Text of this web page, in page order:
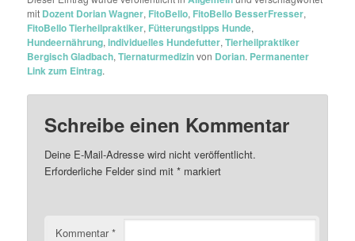
mit Dozent Dorian Wagner, FitoBello, FitoBello BesserFresser,
FitoBello Tierheilpraktiker, Fütterungstipps Hunde,
Hundeernährung,individuelles Hundefutter,Tierheilpraktiker
Bergisch Gladbach,Tiernaturmedizinvon Dorian. Permanenter
Link zum Eintrag.
Schreibe einen Kommentar
Deine E-Mail-Adresse wird nicht veröffentlicht.
Erforderliche Felder sind mit* markiert
Kommentar*